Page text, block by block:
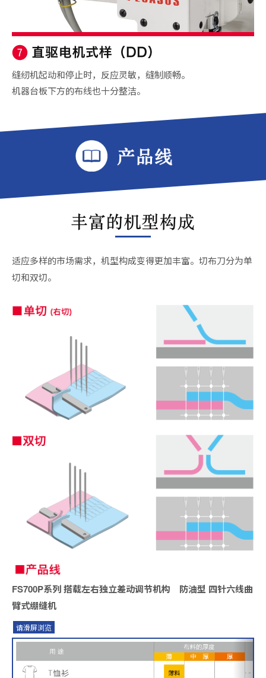
缝纫机起动和停止时，反应灵敏，缝制顺畅。
机器台板下方的布线也十分整洁。
适应多样的市场需求，机型构成变得更加丰富。 切布刀分为单
切和双切。
FS700P系列 搭载左右独立差动调节机构 防油型 四针六线曲
臂式绷缝机